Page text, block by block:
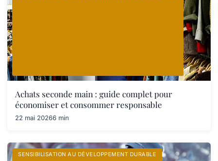
Achats seconde main : guide complet pour
économiser et consommer responsable
22 mai 20266 min
SENSIBILISATION AU DÉVELOPPEMENT DURABLE